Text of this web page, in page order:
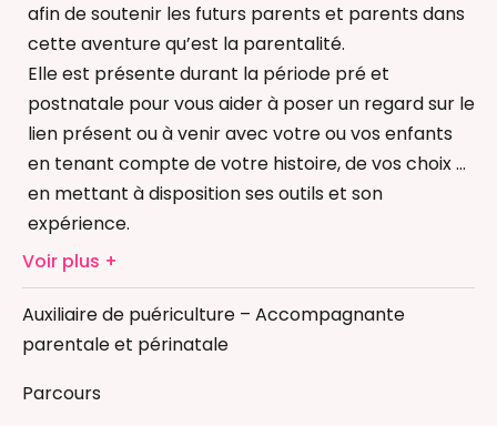
afin de soutenir les futurs parents et parents dans
cette aventure qu’est la parentalité.
Elle est présente durant la période pré et
postnatale pour vous aider à poser un regard sur le
lien présent ou à venir avec votre ou vos enfants
en tenant compte de votre histoire, de vos choix et
en mettant à disposition ses outils et son
expérience.
Allaitement
Bain Enveloppé
Massage bébé
Massage femme enceinte
Réflexologie bébé
Voir plus
Auxiliaire de puériculture – Accompagnante
parentale et périnatale
Parcours